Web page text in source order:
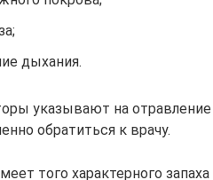
дыхания.
указывают на отравление
обратиться к врачу.
того характерного